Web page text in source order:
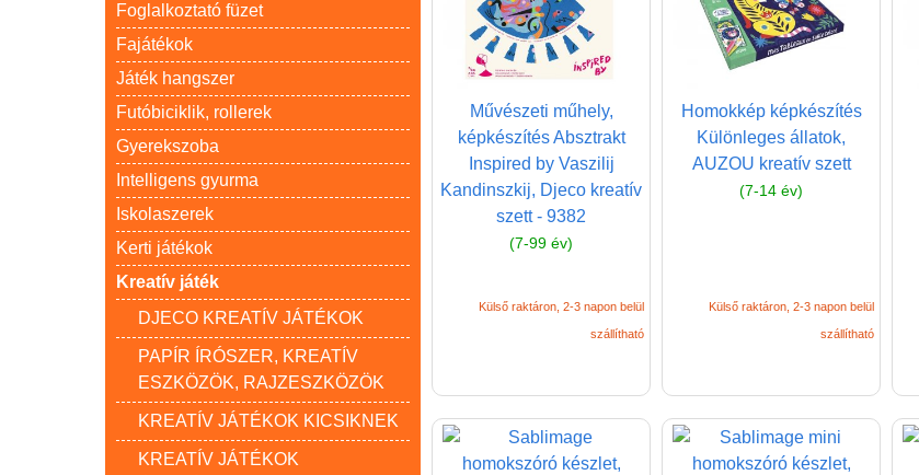
Foglalkoztató füzet
Fajátékok
Játék hangszer
Futóbiciklik, rollerek
Gyerekszoba
Intelligens gyurma
Iskolaszerek
Kerti játékok
Kreatív játék
DJECO KREATÍV JÁTÉKOK
PAPÍR ÍRÓSZER, KREATÍV
ESZKÖZÖK, RAJZESZKÖZÖK
KREATÍV JÁTÉKOK KICSIKNEK
KREATÍV JÁTÉKOK
Művészeti műhely,
képkészítés Absztrakt
Inspired by Vaszilij
Kandinszkij, Djeco kreatív
szett - 9382
(7-99 év)
Külső raktáron, 2-3 napon belül
szállítható
Homokkép képkészítés
Különleges állatok,
AUZOU kreatív szett
(7-14 év)
Külső raktáron, 2-3 napon belül
szállítható